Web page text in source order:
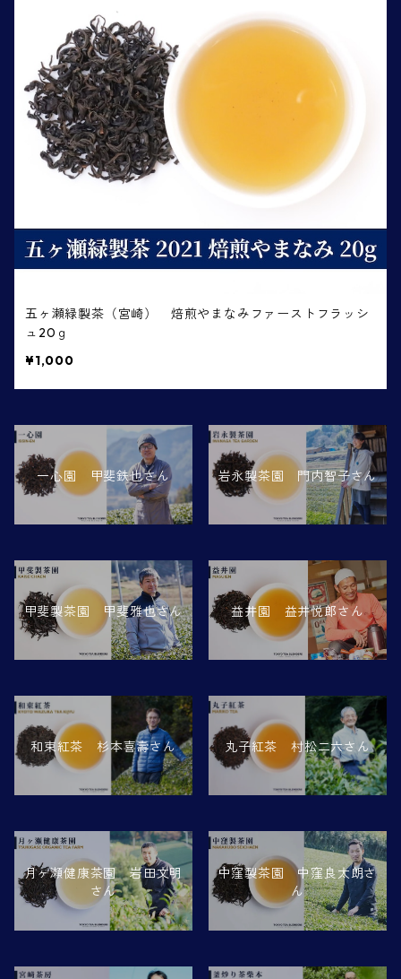
五ヶ瀬緑製茶（宮崎） 焙煎やまなみファーストフラッシ
ュ20ｇ
¥1,000
一心園 甲斐鉄也さん 岩永製茶園 門内智子さん
甲斐製茶園 甲斐雅也さん 益井園 益井悦郎さん
和束紅茶 杉本喜壽さん 丸子紅茶 村松二六さん
月ヶ瀬健康茶園 岩田文明
さん
中窪製茶園 中窪良太朗さ
ん